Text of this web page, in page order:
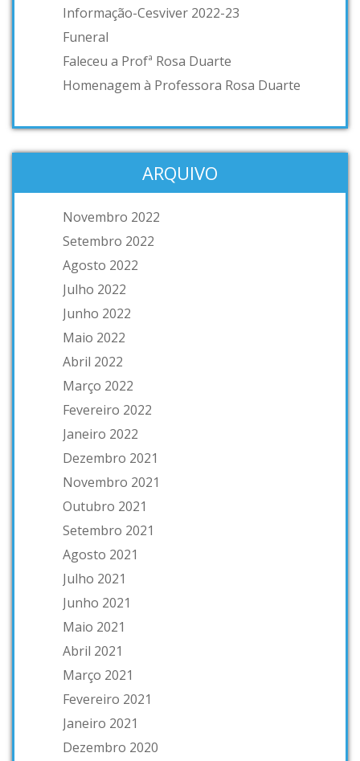
Informação-Cesviver 2022-23
Funeral
Faleceu a Profª Rosa Duarte
Homenagem à Professora Rosa Duarte
ARQUIVO
Novembro 2022
Setembro 2022
Agosto 2022
Julho 2022
Junho 2022
Maio 2022
Abril 2022
Março 2022
Fevereiro 2022
Janeiro 2022
Dezembro 2021
Novembro 2021
Outubro 2021
Setembro 2021
Agosto 2021
Julho 2021
Junho 2021
Maio 2021
Abril 2021
Março 2021
Fevereiro 2021
Janeiro 2021
Dezembro 2020